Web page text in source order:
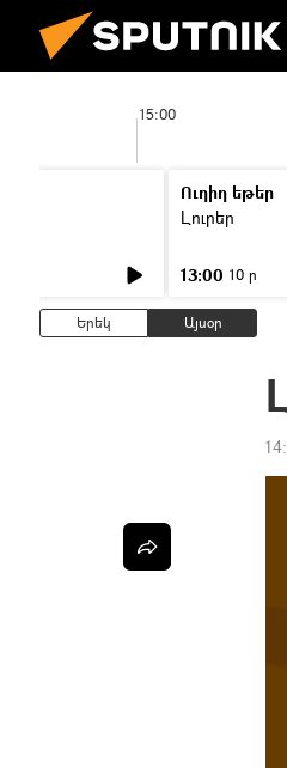
15:00
Ուղիղ եթեր
Լուրեր
13:00 10 ր
Երեկ Այսօր